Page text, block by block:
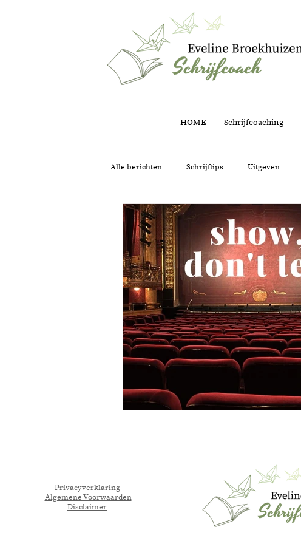
HOME Schrijfcoaching
Alle berichten Schrijftips Uitgeven
Structuur Ondernemen
Privacyverklaring
Algemene Voorwaarden
Disclaimer